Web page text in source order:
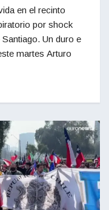
en el recinto
por shock
Un duro e
martes Arturo